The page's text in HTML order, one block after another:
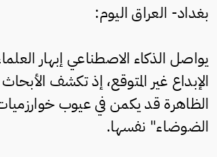
بغداد- العراق اليوم:
يواصل الذكاء الاصطناعي إبهار
الإبداع غير المتوقع، إذ تكشف
الظاهرة قد يكمن في عيوب
الضوضاء" نفسها.